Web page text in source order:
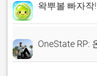
왁뿌볼 빠자작!
OneState RP: